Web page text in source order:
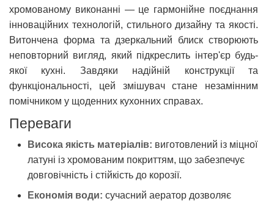
хромованому виконанні — це гармонійне поєднання
інноваційних технологій, стильного дизайну та якості.
Витончена форма та дзеркальний блиск створюють
неповторний вигляд, який підкреслить інтер'єр будь-
якої кухні. Завдяки надійній конструкції та
функціональності, цей змішувач стане незамінним
помічником у щоденних кухонних справах.
Переваги
Висока якість матеріалів: виготовлений із міцної
латуні із хромованим покриттям, що забезпечує
довговічність і стійкість до корозії.
Економія води: сучасний аератор дозволяє